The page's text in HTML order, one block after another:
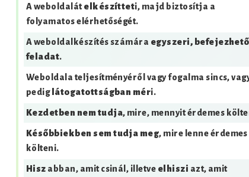
A weboldalátelkészítteti, majd biztosítja a
folyamatos elérhetőségét.
A weboldalkészítés számára egyszeri, befejezhető
feladat.
Weboldala teljesítményéről vagy fogalma sincs,
pedig látogatottságban méri.
Kezdetben nem tudja, mire, mennyit érdemes
Későbbiekben sem tudja meg, mire lenne érdemes
költeni.
Hisz abban, amit csinál, illetve elhiszi azt, amit